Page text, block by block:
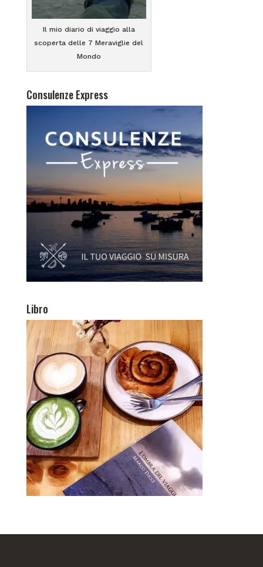
Il mio diario di viaggio alla
scoperta delle 7 Meraviglie del
Mondo
Consulenze Express
Libro